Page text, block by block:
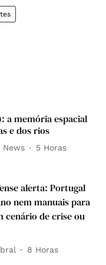
a memória espacial
e dos rios
News 5 Horas
alerta: Portugal
nem manuais para
cenário de crise ou
8 Horas